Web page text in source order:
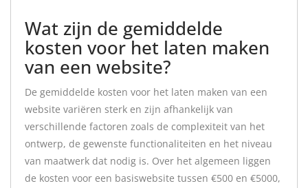
Wat zijn de gemiddelde
kosten voor het laten maken
van een website?
De gemiddelde kosten voor het laten maken van een
website variëren sterk en zijn afhankelijk van
verschillende factoren zoals de complexiteit van het
ontwerp, de gewenste functionaliteiten en het niveau
van maatwerk dat nodig is. Over het algemeen liggen
de kosten voor een basiswebsite tussen €500 en €5000,